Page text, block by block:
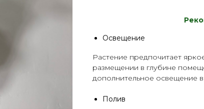
Р
Освещение
Растение предпочитает
размещении в глубине
дополнительное освещение
Полив